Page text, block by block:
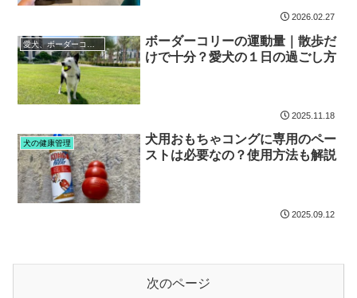
2026.02.27
ボーダーコリーの運動量｜散歩だ
けで十分？愛犬の１日の過ごし方
2025.11.18
犬の健康管理
犬用おもちゃコングに専用のペー
ストは必要なの？使用方法も解説
2025.09.12
次のページ